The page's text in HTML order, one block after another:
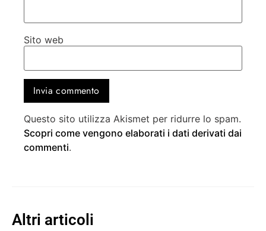
Altri articoli
Sito web
Questo sito utilizza Akismet per ridurre lo spam.
Scopri come vengono elaborati i dati derivati dai
commenti.